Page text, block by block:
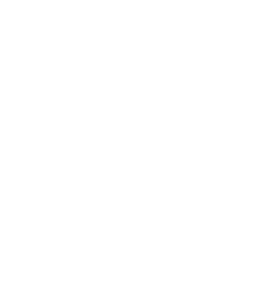
ПГПЗЕ „Захарий